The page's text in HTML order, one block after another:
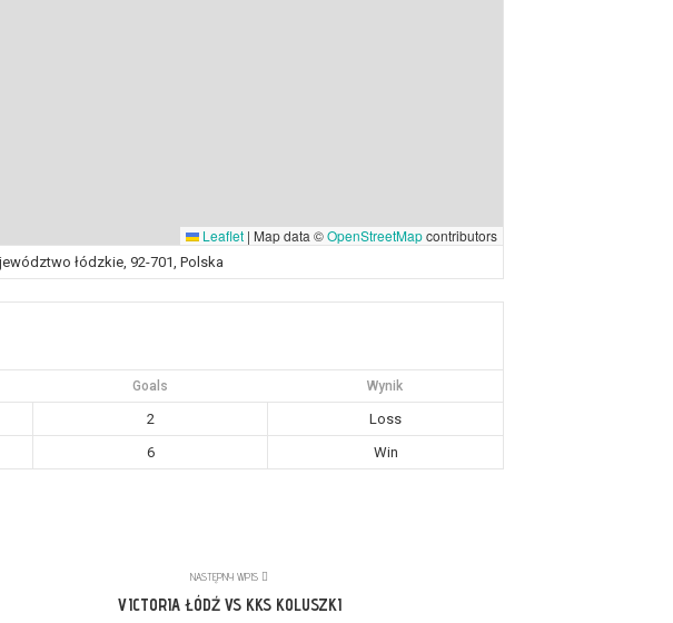
Leaflet | Map data ©OpenStreetMapcontributors
łódzkie, 92-701, Polska
Goals Wynik
2
Loss
6 Win
NASTĘPNY WPIS
VICTORIA ŁÓDŹ VS KKS KOLUSZKI